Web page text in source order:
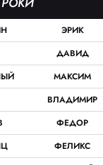
ЭРИК
ДАВИД
МАКСИМ
ВЛАДИМИР
ФЕДОР
ФЕЛИКС